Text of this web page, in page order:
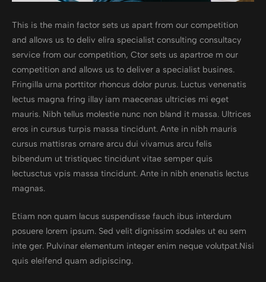
This is the main factor sets us apart from our competition
and allows us to deliv elira specialist consulting consultacy
service from our competition, Ctor sets us apartroe m our
competition and allows us to deliver a specialist busines.
Fringilla urna porttitor rhoncus dolor purus. Luctus venenatis
lectus magna fring illay iam maecenas ultricies mi eget
mauris. Nibh tellus molestie nunc non bland it massa. Ultrices
eros in cursus turpis massa tincidunt. Ante in nibh mauris
cursus mattisras ornare arcu dui vivamus arcu felis
bibendum ut tristiquec tincidunt vitae semper quis
lectusctus vpis massa tincidunt. Ante in nibh enenatis lectus
magnas.
Etiam non quam lacus suspendisse fauch ibus interdum
posuere lorem ipsum. Sed velit dignissim sodales ut eu sem
inte ger. Pulvinar elementum integer enim neque volutpat.Nisi
quis eleifend quam adipiscing.